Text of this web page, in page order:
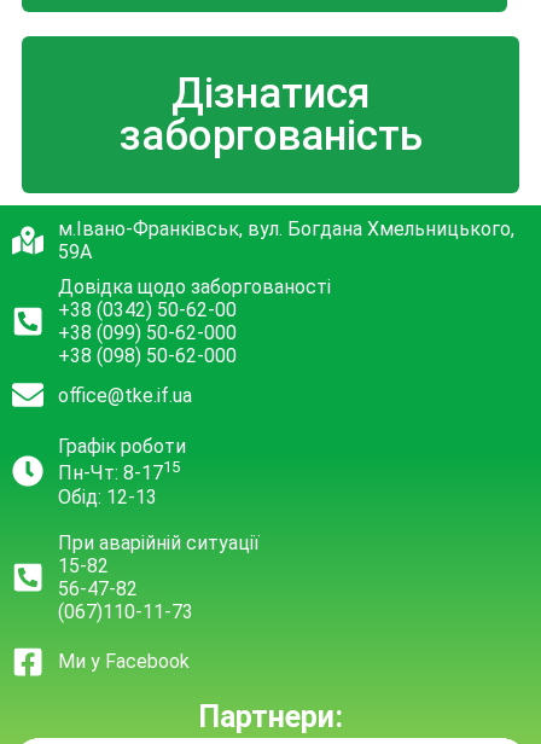
Дізнатися
заборгованість
м.Івано-Франківськ, вул. Богдана Хмельницького,
59А
Довідка щодо заборгованості
+38 (0342) 50-62-00
+38 (099) 50-62-000
+38 (098) 50-62-000
office@tke.if.ua
Графік роботи
Пн-Чт: 8-1715
Обід: 12-13
При аварійній ситуації
15-82
56-47-82
(067)110-11-73
Ми у Facebook
Партнери: